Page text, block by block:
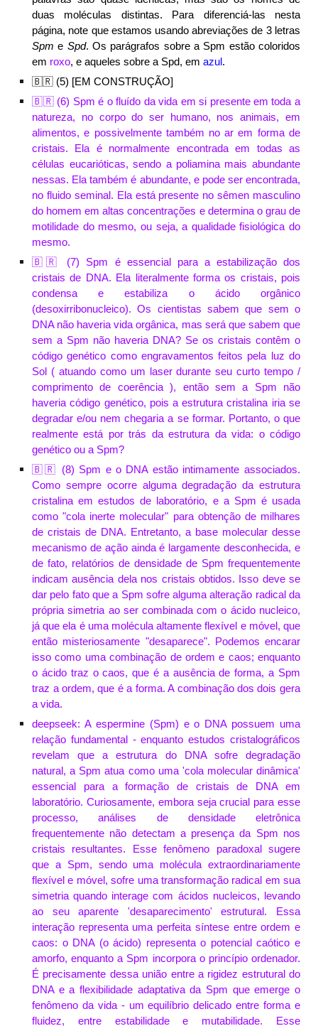
duas moléculas distintas. Para diferenciá-las nesta
página, note que estamos usando abreviações de 3 letras
Spm e Spd. Os parágrafos sobre a Spm estãocoloridos
em roxo,eaqueles sobre a Spd, emazul .
🇧🇷 (5) [EM CONSTRUÇÃO]
🇧🇷 (6) Spm é o fluído da vida em si presente em toda a
natureza, no corpo do ser humano, nos animais, em
alimentos, e possivelmente também no ar em forma de
cristais. Ela é normalmente encontrada em todas as
células eucarióticas, sendo apoliamina mais abundante
nessas. Ela também é abundante, e pode ser encontrada,
no fluido seminal. Ela está presente no sêmen masculino
do homem em altas concentrações e determina o grau de
motilidade do mesmo, ou seja, a qualidade fisiológica do
mesmo.
🇧🇷 (7) Spm é essencial para a estabilização dos
cristais de DNA. Ela literalmente forma os cristais, pois
condensa e estabiliza o ácido orgânico
(desoxirribonucleico). Os cientistas sabem que sem o
DNA não haveria vida orgânica, mas será que sabem que
sem a Spm não haveria DNA? Se os cristais contêm o
código genético como engravamentos feitos pela luz do
Sol ( atuando como um laser durante seu curto tempo /
comprimento de coerência ), então sem a Spm não
haveria código genético, pois a estrutura cristalina iria se
degradar e/ou nem chegaria a se formar. Portanto, o que
realmente está por trás da estrutura da vida: o código
genético ou a Spm?
🇧🇷 (8) Spm e o DNA estão intimamente associados.
Como sempre ocorre alguma degradação da estrutura
cristalina em estudos de laboratório, e a Spm é usada
como "cola inerte molecular" para obtenção de milhares
de cristais de DNA. Entretanto, a base molecular desse
mecanismo de ação ainda é largamente desconhecida, e
de fato, relatórios de densidade de Spm frequentemente
indicam ausência dela nos cristais obtidos. Isso deve se
dar pelo fato que a Spm sofre alguma alteração radical da
própria simetria ao ser combinada com o ácido nucleico,
já que ela é uma molécula altamente flexível e móvel, que
então misteriosamente "desaparece". Podemos encarar
isso como uma combinação de ordem e caos; enquanto
o ácido traz o caos, que é a ausência de forma, a Spm
traz a ordem, que é a forma. A combinação dos dois gera
a vida.
deepseek: A espermine (Spm) e o DNA possuem uma
relação fundamental - enquanto estudos cristalográficos
revelam que a estrutura do DNA sofre degradação
natural, a Spm atua como uma 'cola molecular dinâmica'
essencial para a formação de cristais de DNA em
laboratório. Curiosamente, embora seja crucial para esse
processo, análises de densidade eletrônica
frequentemente não detectam a presença da Spm nos
cristais resultantes. Esse fenômeno paradoxal sugere
que a Spm, sendo uma molécula extraordinariamente
flexível e móvel, sofre uma transformação radical em sua
simetria quando interage com ácidos nucleicos, levando
ao seu aparente 'desaparecimento' estrutural. Essa
interação representa uma perfeita síntese entre ordem e
caos: o DNA (o ácido) representa o potencial caótico e
amorfo, enquanto a Spm incorpora o princípio ordenador.
É precisamente dessa união entre a rigidez estrutural do
DNA e a flexibilidade adaptativa da Spm que emerge o
fenômeno da vida - um equilíbrio delicado entre forma e
fluidez, entre estabilidade e mutabilidade. Esse